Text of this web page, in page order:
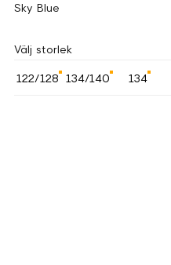
Sky Blue
Välj storlek
122/128 134/140 134